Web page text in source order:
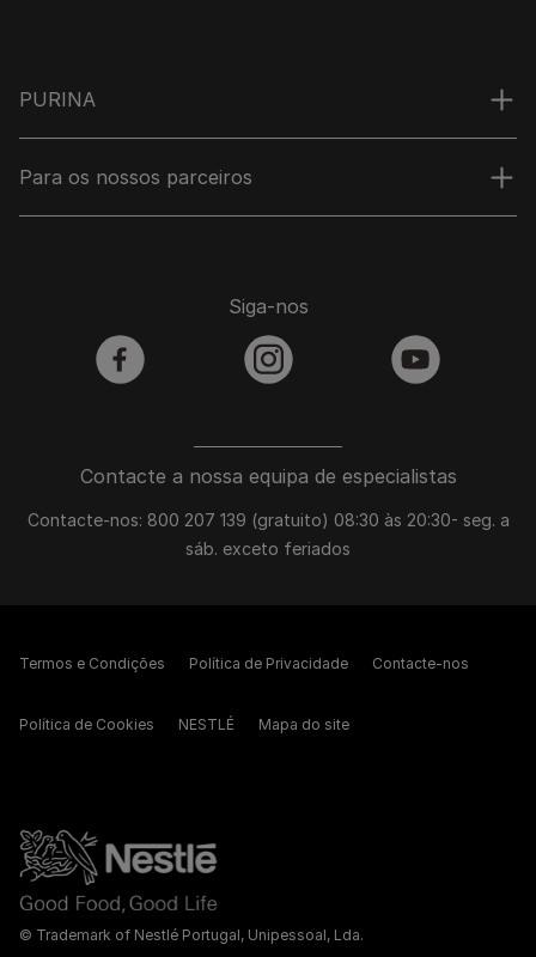
PURINA
Para os nossos parceiros
Contacte a nossa equipa de especialistas
Contacte-nos: 800 207 139 (gratuito) 08:30 às 20:30- seg. a
sáb. exceto feriados
Siga-nos
facebook instagram youtube
© Trademark of Nestlé Portugal, Unipessoal, Lda.
Termos e Condições Política de Privacidade Contacte-nos
Política de Cookies NESTLÉ Mapa do site